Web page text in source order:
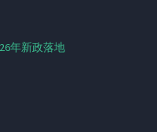
年新政落地